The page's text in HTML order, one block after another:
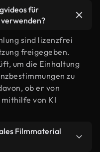
für
sind lizenzfrei
freigegeben.
um die Einhaltung
zu
ob er von
von KI
Filmmaterial